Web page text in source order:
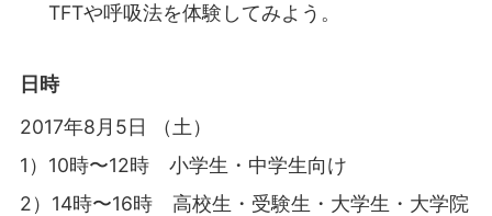
TFTや呼吸法を体験してみよう。
日時
2017年8月5日 （土）
1）10時〜12時 小学生・中学生向け
2）14時〜16時 高校生・受験生・大学生・大学院